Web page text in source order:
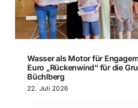
Wasser als Motor für
Euro „Rückenwind“ für die
Büchlberg
22. Juli 2026